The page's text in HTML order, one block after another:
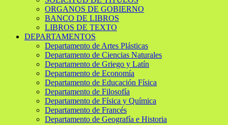
ORGANOS DE GOBIERNO
BANCO DE LIBROS
LIBROS DE TEXTO
DEPARTAMENTOS
Departamento de Artes Plásticas
Departamento de Ciencias Naturales
Departamento de Griego y Latín
Departamento de Economía
Departamento de Educación Física
Departamento de Filosofía
Departamento de Física y Química
Departamento de Francés
Departamento de Geografía e Historia